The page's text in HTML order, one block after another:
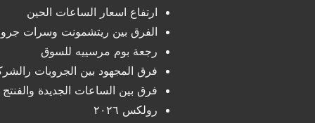
ارتفاع اسعار الساعات الحين
الفرق بين ريتشمونت وسرات
رجعة بوم مرسييه للسوق
فرق المجهود بين الجروبات
فرق بين الساعات الجديدة والفنتج
رولكس ٢٠٢٦